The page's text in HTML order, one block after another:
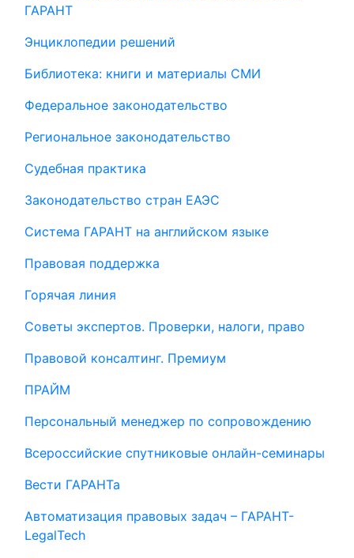
ГАРАНТ
Энциклопедии решений
Библиотека: книги и материалы СМИ
Федеральное законодательство
Региональное законодательство
Судебная практика
Законодательство стран ЕАЭС
Система ГАРАНТ на английском языке
Правовая поддержка
Горячая линия
Советы экспертов. Проверки, налоги, право
Правовой консалтинг. Премиум
ПРАЙМ
Персональный менеджер по сопровождению
Всероссийские спутниковые онлайн-семинары
Вести ГАРАНТа
Автоматизация правовых задач – ГАРАНТ-
LegalTech